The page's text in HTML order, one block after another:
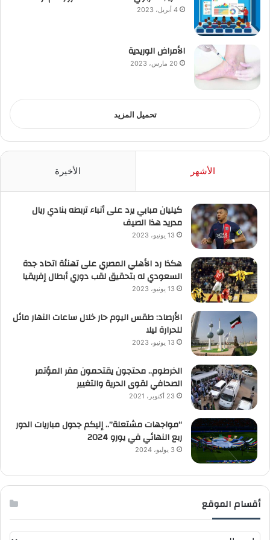
4 أبريل، 2023
الأمراض الوريدية
20 مارس، 2023
تحميل المزيد
الأشهر الأخيرة
كيليان مبابي يرد على أنباء تربطه بنادي ريال
مدريد هذا الصيف
13 يونيو، 2023
هكذا رد الأهلي المصري على تهنئة اتحاد جدة
السعودي له بتحقيق لقب دوري أبطال إفريقيا
13 يونيو، 2023
الأرصاد: طقس اليوم حار خلال ساعات النهار مائل
للحرارة ليلا
13 يونيو، 2023
الخرطوم.. محتجون يقتحمون مقر المؤتمر
الصحافي لقوى الحرية والتغيير
23 أكتوبر، 2021
“مواجهات مشتعلة”.. إليكم جدول مباريات الدور
ربع النهائي في يورو 2024
3 يوليو، 2024
أقسام الموقع